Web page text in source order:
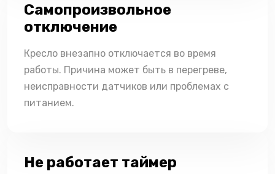
Самопроизвольное
отключение
Кресло внезапно отключается во время
работы. Причина может быть в перегреве,
неисправности датчиков или проблемах с
питанием.
Не работает таймер